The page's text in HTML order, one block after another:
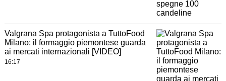
Valgrana Spa protagonista a TuttoFood
Milano: il formaggio piemontese guarda
ai mercati internazionali [VIDEO]
16:17